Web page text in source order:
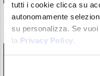
tutti i cookie clicca su
autonomamente
su personalizza. Se
la Privacy Policy.
La strategia di Michael
comprare Bitcoin? Ecco i
06/08/26 13:42